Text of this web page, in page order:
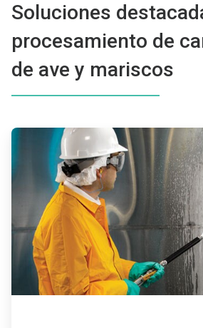
Soluciones
procesamiento de
de ave y mariscos
ArticleTile